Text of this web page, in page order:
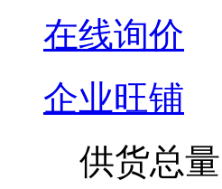
在线询价
企业旺铺
供货总量